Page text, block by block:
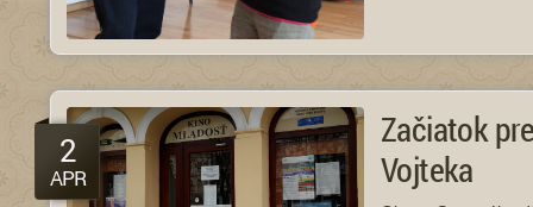
2
APR
Začiatok
Vojteka